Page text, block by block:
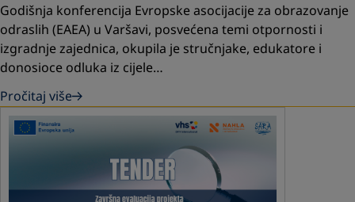
Godišnja konferencija Evropske asocijacije za obrazovanje
odraslih (EAEA) u Varšavi, posvećena temi otpornosti i
izgradnje zajednica, okupila je stručnjake, edukatore i
donosioce odluka iz cijele…
Pročitaj više